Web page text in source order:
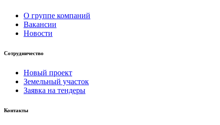
О группе компаний
Вакансии
Новости
Сотрудничество
Новый проект
Земельный участок
Заявка на тендеры
Контакты